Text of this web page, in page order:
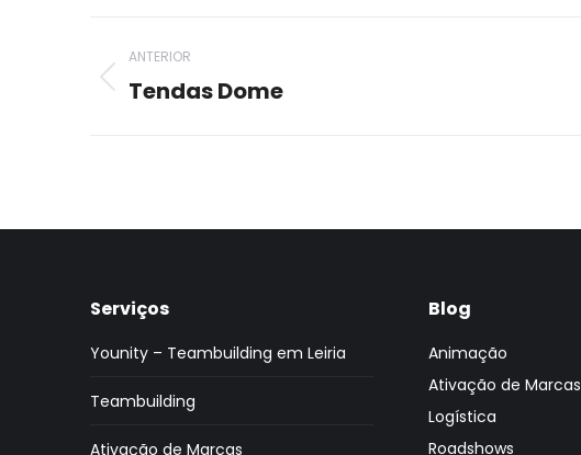
Project
navigation
ANTERIOR
Previous
Tendas Dome
Serviços
Younity – Teambuilding em Leiria
Teambuilding
Ativação de Marcas
Blog
Animação
Ativação de Marcas
Logística
Roadshows